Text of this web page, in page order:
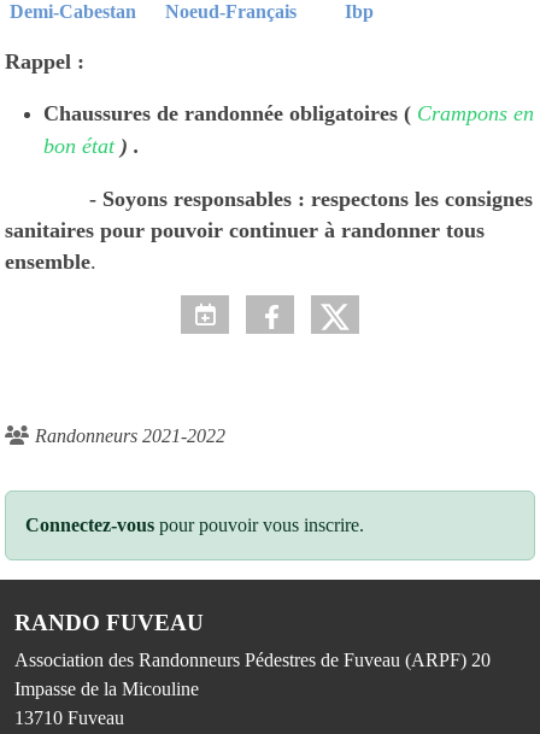
Demi-Cabestan
Noeud-Français Ibp
Rappel :
Chaussures de randonnée obligatoires ( Crampons en
bon état ) .
- Soyons responsables : respectons les consignes
sanitaires pour pouvoir continuer à randonner tous
ensemble.
Randonneurs 2021-2022
Connectez-vous pour pouvoir vous inscrire.
RANDO FUVEAU
Association des Randonneurs Pédestres de Fuveau (ARPF) 20
Impasse de la Micouline
13710 Fuveau